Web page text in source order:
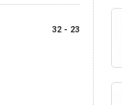
32 - 23